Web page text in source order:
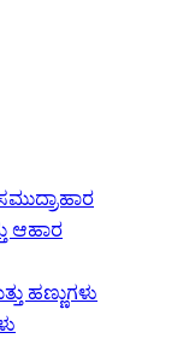
ಆಹಾರ
ಹಣ್ಣುಗಳು